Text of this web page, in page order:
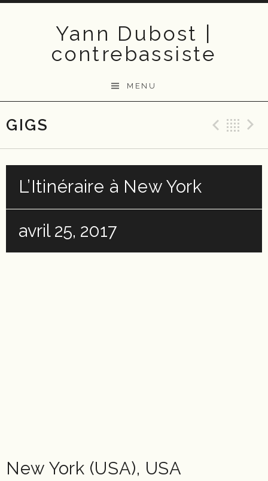
Yann Dubost |
contrebassiste
MENU
GIGS
L’Itinéraire à New York
avril 25, 2017
New York (USA), USA